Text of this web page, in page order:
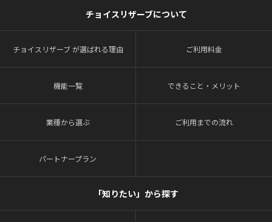
チョイスリザーブについて
チョイスリザーブ が選ばれる理由 ご利用料金
機能一覧 できること・メリット
業種から選ぶ ご利用までの流れ
パートナープラン
「知りたい」から探す